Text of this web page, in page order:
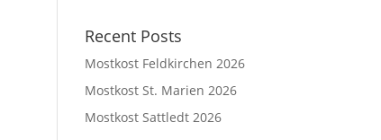
Recent Posts
Mostkost Feldkirchen 2026
Mostkost St. Marien 2026
Mostkost Sattledt 2026